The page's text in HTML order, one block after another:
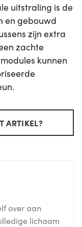
uitstraling is de
en gebouwd
zijn extra
zachte
kunnen
ARTIKEL?
over aan
lichaam